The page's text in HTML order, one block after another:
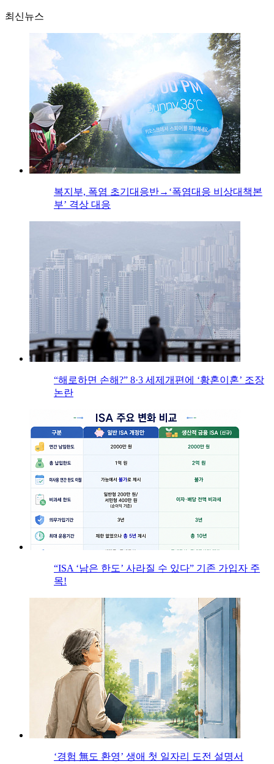
최신뉴스
복지부, 폭염 초기대응반→‘폭염대응 비상대책본
부’ 격상 대응
“해로하면 손해?” 8·3 세제개편에 ‘황혼이혼’ 조장
논란
“ISA ‘남은 한도’ 사라질 수 있다” 기존 가입자 주
목!
‘경험 無도 환영’ 생애 첫 일자리 도전 설명서